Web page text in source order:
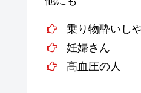
乗り物酔いし
妊婦さん
高血圧の人